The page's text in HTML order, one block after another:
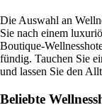
Die Auswahl an
Sie nach einem
Boutique-
fündig. Tauchen Sie
und lassen Sie den
Beliebte